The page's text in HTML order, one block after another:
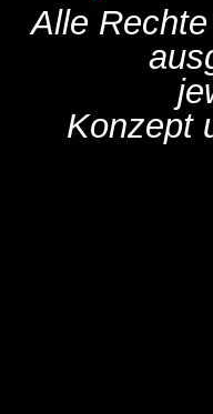
Alle
Konzept